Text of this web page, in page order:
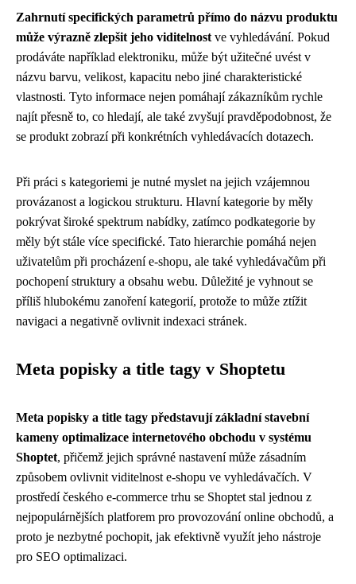
Zahrnutí specifických parametrů přímo do názvu produktu
může výrazně zlepšit jeho viditelnost ve vyhledávání. Pokud
prodáváte například elektroniku, může být užitečné uvést v
názvu barvu, velikost, kapacitu nebo jiné charakteristické
vlastnosti. Tyto informace nejen pomáhají zákazníkům rychle
najít přesně to, co hledají, ale také zvyšují pravděpodobnost, že
se produkt zobrazí při konkrétních vyhledávacích dotazech.
Při práci s kategoriemi je nutné myslet na jejich vzájemnou
provázanost a logickou strukturu. Hlavní kategorie by měly
pokrývat široké spektrum nabídky, zatímco podkategorie by
měly být stále více specifické. Tato hierarchie pomáhá nejen
uživatelům při procházení e-shopu, ale také vyhledávačům při
pochopení struktury a obsahu webu. Důležité je vyhnout se
příliš hlubokému zanoření kategorií, protože to může ztížit
navigaci a negativně ovlivnit indexaci stránek.
Meta popisky a title tagy v Shoptetu
Meta popisky a title tagy představují základní stavební
kameny optimalizace internetového obchodu v systému
Shoptet, přičemž jejich správné nastavení může zásadním
způsobem ovlivnit viditelnost e-shopu ve vyhledávačích. V
prostředí českého e-commerce trhu se Shoptet stal jednou z
nejpopulárnějších platforem pro provozování online obchodů, a
proto je nezbytné pochopit, jak efektivně využít jeho nástroje
pro SEO optimalizaci.